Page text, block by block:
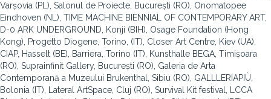
Varșovia (PL), Salonul de Proiecte, București (RO), Onomatopee
Eindhoven (NL), TIME MACHINE BIENNIAL OF CONTEMPORARY ART,
D-0 ARK UNDERGROUND, Konji (BIH), Osage Foundation (Hong
Kong), Progetto Diogene, Torino, (IT), Closer Art Centre, Kiev (UA),
CIAP, Hasselt (BE), Barriera, Torino (IT), Kunsthalle BEGA, Timișoara
(RO), Suprainfinit Gallery, București (RO), Galeria de Arta
Contemporană a Muzeului Brukenthal, Sibiu (RO), GALLLERIAPIÙ,
Bolonia (IT), Lateral ArtSpace, Cluj (RO), Survival Kit festival, LCCA